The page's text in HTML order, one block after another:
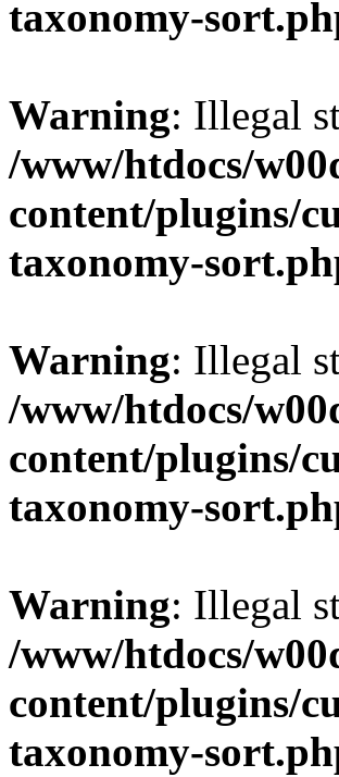
taxonomy-
Warning: Illegal
/www/htdocs/
content/plugins/
taxonomy-
Warning: Illegal
/www/htdocs/
content/plugins/
taxonomy-
Warning: Illegal
/www/htdocs/
content/plugins/
taxonomy-